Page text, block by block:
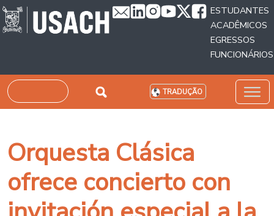
Passar para o conteúdo principal
ESTUDANTES
ACADÊMICOS
EGRESSOS
FUNCIONÁRIOS
Pesquisar TRADUÇÃO
Orquesta Clásica
ofrece concierto con